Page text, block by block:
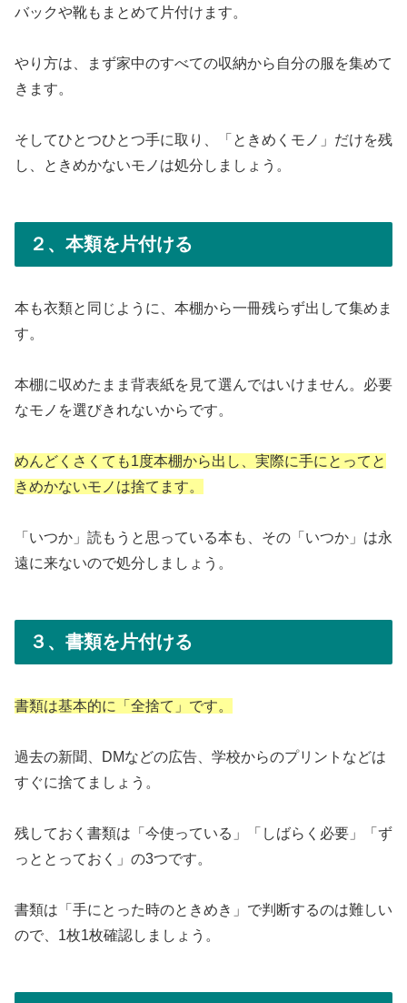
バックや靴もまとめて片付けます。
やり方は、まず家中のすべての収納から自分の服を集めて
きます。
そしてひとつひとつ手に取り、「ときめくモノ」だけを残
し、ときめかないモノは処分しましょう。
２、本類を片付ける
本も衣類と同じように、本棚から一冊残らず出して集めま
す。
本棚に収めたまま背表紙を見て選んではいけません。必要
なモノを選びきれないからです。
めんどくさくても1度本棚から出し、実際に手にとってと
きめかないモノは捨てます。
「いつか」読もうと思っている本も、その「いつか」は永
遠に来ないので処分しましょう。
３、書類を片付ける
書類は基本的に「全捨て」です。
過去の新聞、DMなどの広告、学校からのプリントなどは
すぐに捨てましょう。
残しておく書類は「今使っている」「しばらく必要」「ず
っととっておく」の3つです。
書類は「手にとった時のときめき」で判断するのは難しい
ので、1枚1枚確認しましょう。